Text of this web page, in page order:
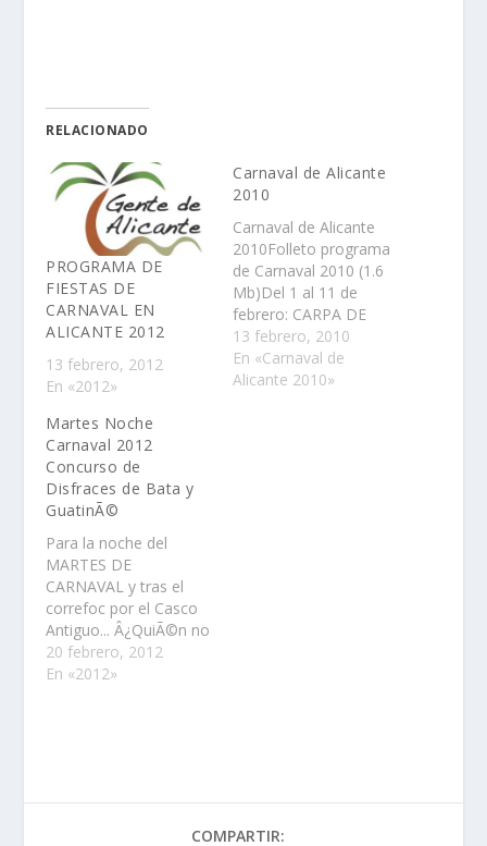
RELACIONADO
PROGRAMA DE
FIESTAS DE
CARNAVAL EN
ALICANTE 2012
13 febrero, 2012
En «2012»
Carnaval de Alicante
2010
Carnaval de Alicante
2010Folleto programa
de Carnaval 2010 (1.6
Mb)Del 1 al 11 de
febrero: CARPA DE
CARNAVALEn la
Explanada de EspaÃ±a,
junto al Auditorio.
13 febrero, 2010
En «Carnaval de
Alicante 2010»
Martes Noche
Carnaval 2012
Concurso de
Disfraces de Bata y
GuatinÃ©
Para la noche del
MARTES DE
CARNAVAL y tras el
correfoc por el Casco
Antiguo... Â¿QuiÃ©n no
lucirÃ­a un disfraz
tirando la basura?
20 febrero, 2012
En «2012»
COMPARTIR: